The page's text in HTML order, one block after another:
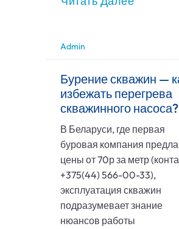
Admin
Бурение скважин —
избежать перегрева
скважинного насоса?
В Беларуси, где первая
буровая компания
цены от 70р за метр
+375(44) 566-00-33),
эксплуатация скважин
подразумевает знание
нюансов работы